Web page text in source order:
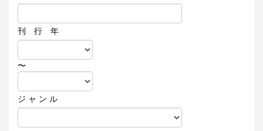
刊 行 年
〜
ジ ャ ン ル